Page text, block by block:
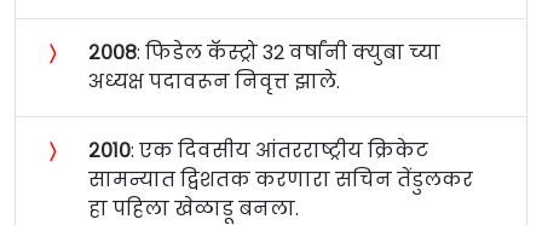
〉 २००८: फिडेल कॅस्ट्रो 32 वर्षांनी क्युबा च्या
अध्यक्ष पदावरून निवृत्त झाले.
〉 २०१०: एक दिवसीय आंतरराष्ट्रीय क्रिकेट
सामन्यात द्विशतक करणारा सचिन तेंडुलकर
हा पहिला खेळाडू बनला.